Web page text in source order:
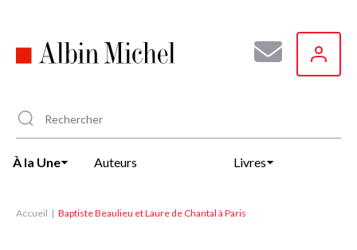
principal
À la Une Auteurs Livres
Accueil Baptiste Beaulieu et Laure de Chantal à Paris